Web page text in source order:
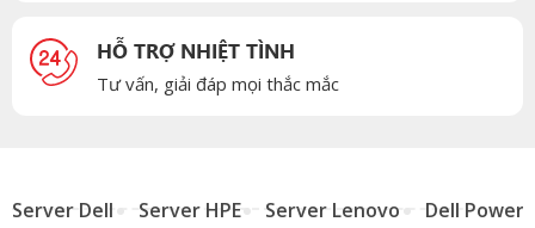
HỖ TRỢ NHIỆT TÌNH
Tư vấn, giải đáp mọi thắc mắc
Server Dell Server HPE Server Lenovo Dell